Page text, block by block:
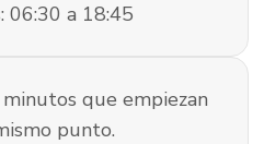
06:30 a 18:45
que empiezan
punto.